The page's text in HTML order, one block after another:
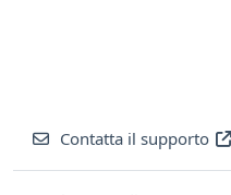
Contatta il supporto